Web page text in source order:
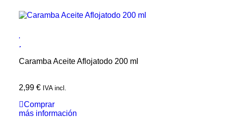
Caramba Aceite Aflojatodo 200 ml
2,99 € IVA incl.
Comprar
más información